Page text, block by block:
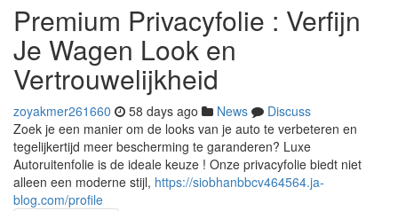
Premium Privacyfolie : Verfijn
Je Wagen Look en
Vertrouwelijkheid
zoyakmer261660 58 days ago News
Discuss
Zoek je een manier om de looks van je auto te verbeteren en
tegelijkertijd meer bescherming te garanderen? Luxe
Autoruitenfolie is de ideale keuze ! Onze privacyfolie biedt niet
alleen een moderne stijl, https://siobhanbbcv464564.ja-
blog.com/profile